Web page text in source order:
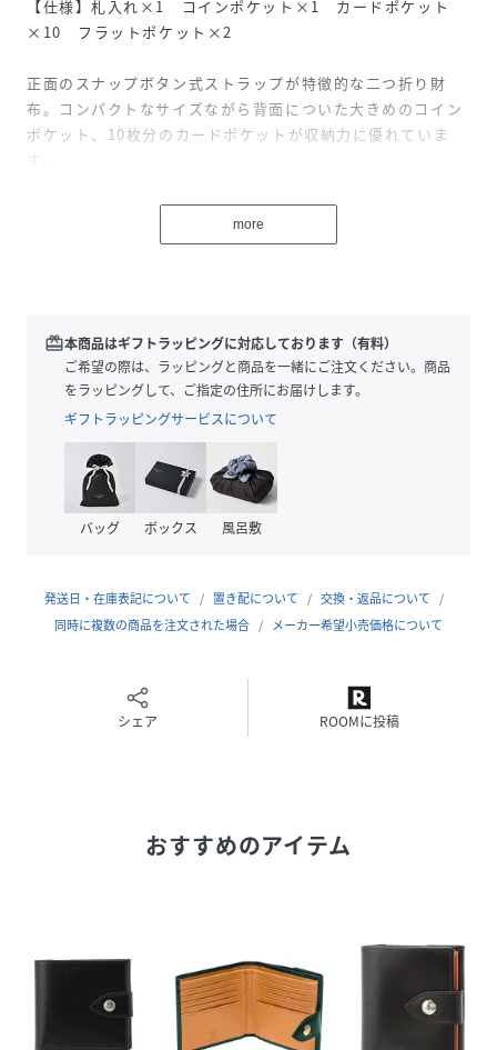
【仕様】札入れ×1 コインポケット×1 カードポケット
×10 フラットポケット×2
正面のスナップボタン式ストラップが特徴的な二つ折り財
布。コンパクトなサイズながら背面についた大きめのコイン
ポケット、10枚分のカードポケットが収納力に優れていま
す。
ゴートレザー(山羊革）を使用しており上品な光沢と光をかざ
した時に革表面に現れる独特のシボが魅力です。
原産国 イギリス
素材 やぎ革
ONE
RF8858_L0653CP9510
(L0653CP9510-01-ON RF8858
more
redeem本商品はギフトラッピングに対応しております（有料）
ご希望の際は、ラッピングと商品を一緒にご注文ください。商品
をラッピングして、ご指定の住所にお届けします。
ギフトラッピングサービスについて
バッグ ボックス 風呂敷
発送日・在庫表記について 置き配について
交換・返品について
同時に複数の商品を注文された場合
メーカー希望小売価格について
シェア ROOMに投稿
おすすめのアイテム